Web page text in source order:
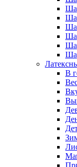
В